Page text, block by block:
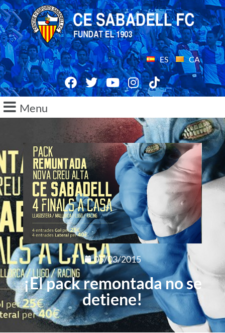
ES CA
Menu
05/03/2015
¡El pack remontada no se
detiene!